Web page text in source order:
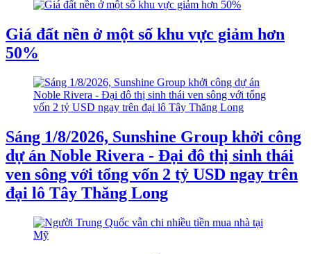
Giá đất nền ở một số khu vực giảm hơn
50%
Sáng 1/8/2026, Sunshine Group khởi công
dự án Noble Rivera - Đại đô thị sinh thái
ven sông với tổng vốn 2 tỷ USD ngay trên
đại lô Tây Thăng Long